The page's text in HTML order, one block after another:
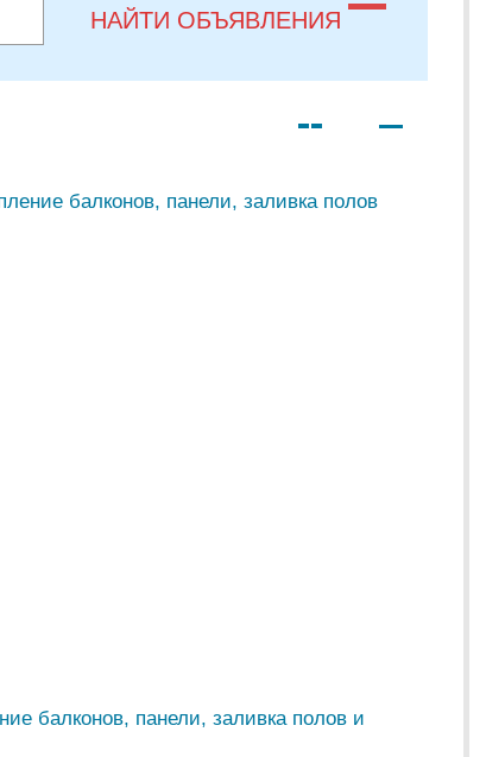
НАЙТИ ОБЪЯВЛЕНИЯ
балконов, панели, заливка полов
балконов, панели, заливка полов и